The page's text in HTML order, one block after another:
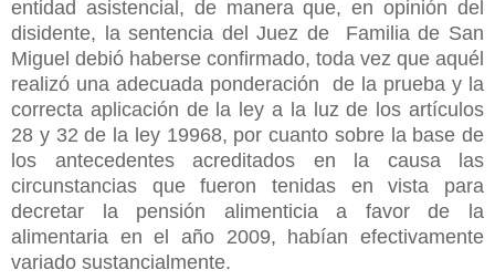
entidad asistencial, de manera que, en opinión del
disidente, la sentencia del Juez de Familia de San
Miguel debió haberse confirmado, toda vez que aquél
realizó una adecuada ponderación de la prueba y la
correcta aplicación de la ley a la luz de los artículos
28 y 32 de la ley 19968, por cuanto sobre la base de
los antecedentes acreditados en la causa las
circunstancias que fueron tenidas en vista para
decretar la pensión alimenticia a favor de la
alimentaria en el año 2009, habían efectivamente
variado sustancialmente.